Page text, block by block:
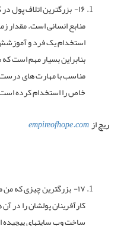
۱۶- بزرگترین اتلاف
منابع انسانی است. مقدار
استخدام یک فرد و
بنابراین بسیار مهم
مناسب با مهارت های
خاص را استخدام کرده
ریچ ازempireofhope.com
۱۷- بزرگترین چیزی که
کارآفرینان پولشان را در
ساخت وب سایتهای